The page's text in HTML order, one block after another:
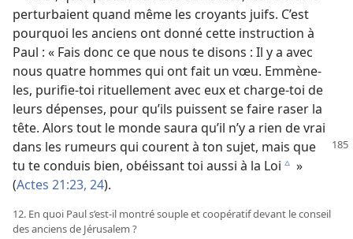
perturbaient quand même les croyants juifs. C’est
pourquoi les anciens ont donné cette instruction à
Paul : « Fais donc ce que nous te disons : Il y a avec
nous quatre hommes qui ont fait un vœu. Emmène-
les, purifie-toi rituellement avec eux et charge-toi de
leurs dépenses, pour qu’ils puissent se faire raser la
tête. Alors tout le monde saura qu’il n’y a rien de vrai
dans les rumeurs qui courent à ton sujet, mais que
tu te conduis bien, obéissant toi aussi à la Loi c »
(Actes 21:23, 24).
12. En quoi Paul s’est-il montré souple et coopératif devant le conseil
des anciens de Jérusalem ?